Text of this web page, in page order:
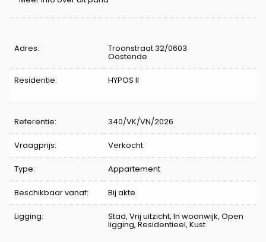
Kenmerken
Adres: Troonstraat 32/0603
Oostende
Residentie: HYPOS II
Referentie: 340/VK/VN/2026
Vraagprijs: Verkocht
Type: Appartement
Beschikbaar vanaf: Bij akte
Ligging: Stad, Vrij uitzicht, In woonwijk, Open
ligging, Residentieel, Kust